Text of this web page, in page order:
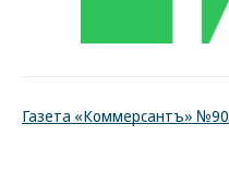
Газета «Коммерсантъ» №90